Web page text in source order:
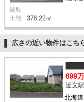
間取 -
土地 378.22㎡
広さの近い物件はこち
北海
699
近文